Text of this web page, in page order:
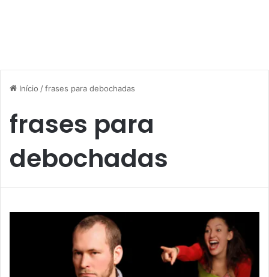
Início /frases para debochadas
frases para
debochadas